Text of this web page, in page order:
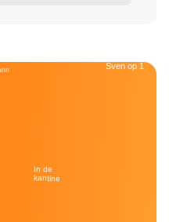
In de
kantine
Sven op 1